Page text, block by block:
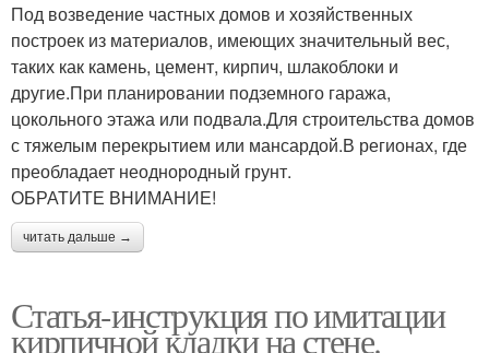
Под возведение частных домов и хозяйственных
построек из материалов, имеющих значительный вес,
таких как камень, цемент, кирпич, шлакоблоки и
другие.При планировании подземного гаража,
цокольного этажа или подвала.Для строительства домов
с тяжелым перекрытием или мансардой.В регионах, где
преобладает неоднородный грунт.
ОБРАТИТЕ ВНИМАНИЕ!
читать дальше →
Статья-инструкция по имитации
кирпичной кладки на стене.